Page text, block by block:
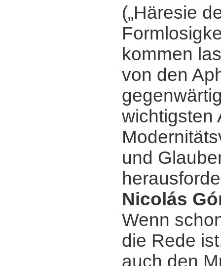
(„Häresie
kommen
von den
wichtigsten
und
Nicolás
Wenn
die Rede
auch den